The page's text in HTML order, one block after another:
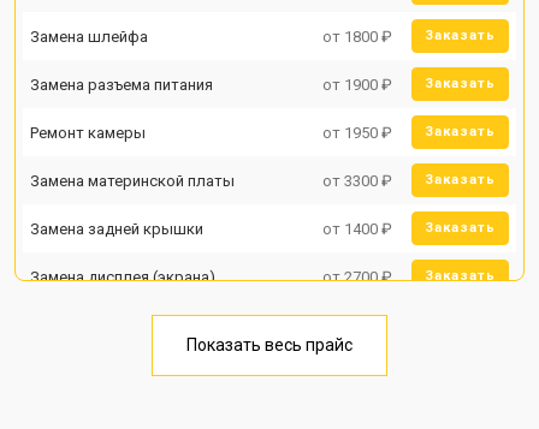
Замена шлейфа от 1800 ₽ Заказать
Замена разъема питания от 1900 ₽ Заказать
Ремонт камеры от 1950 ₽ Заказать
Замена материнской платы от 3300 ₽ Заказать
Замена задней крышки от 1400 ₽ Заказать
Замена дисплея (экрана) от 2700 ₽ Заказать
Замена кнопки включения от 1750 ₽
Показать весь прайс